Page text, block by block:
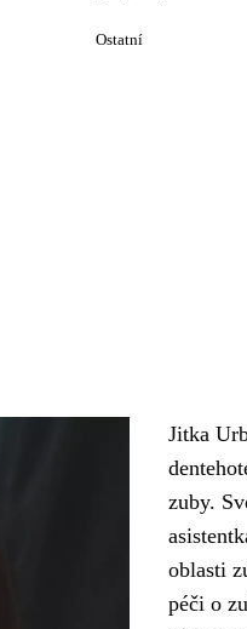
Ostatní
Jitka
zuby.
oblasti
péči o